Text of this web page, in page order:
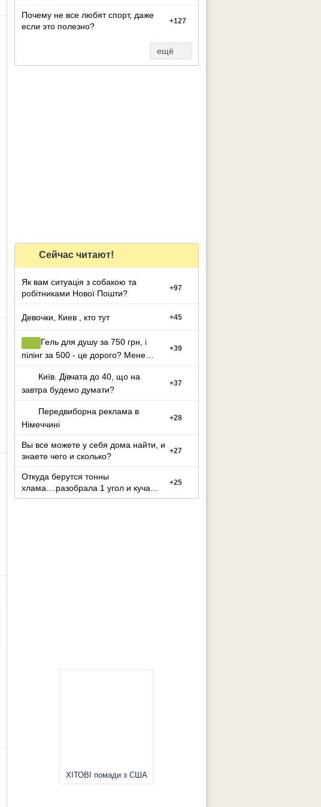
Почему не все любят спорт, даже
если это полезно?
+127
ещё
Сейчас читают!
Як вам ситуацiя з собакою та
робітниками Нової Пошти?
+97
Девочки, Киев , кто тут +45
Гель для душу за 750 грн, і
пілінг за 500 - це дорого? Мене
+39
Київ. Дівчата до 40, що на
завтра будемо думати?
+37
Передвиборна реклама в
Німеччині
+28
Вы все можете у себя дома найти, и
знаете чего и сколько?
+27
Откуда берутся тонны
хлама....разобрала 1 угол и куча
какого то мусора((((
+25
ХІТОВІ помади з США